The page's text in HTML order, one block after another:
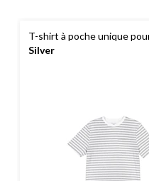
T-shirt à poche unique
Silver